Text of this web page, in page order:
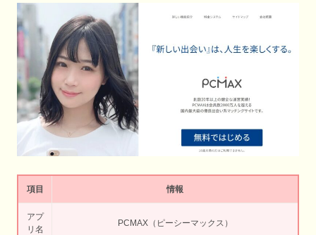
項目 情報
アプ
リ名
PCMAX（ピーシーマックス）